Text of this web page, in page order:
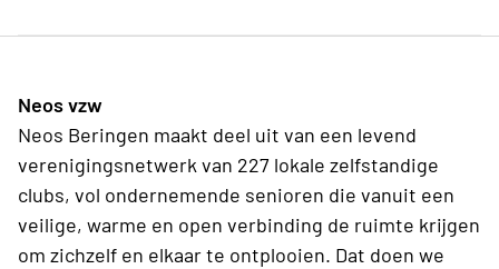
Neos vzw
Neos Beringen maakt deel uit van een levend
verenigingsnetwerk van 227 lokale zelfstandige
clubs, vol ondernemende senioren die vanuit een
veilige, warme en open verbinding de ruimte krijgen
om zichzelf en elkaar te ontplooien. Dat doen we